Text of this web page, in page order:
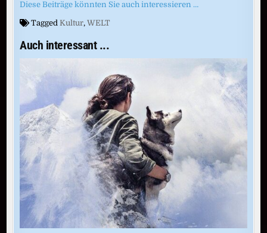
Diese Beiträge könnten Sie auch interessieren …
Tagged Kultur,WELT
Auch interessant ...